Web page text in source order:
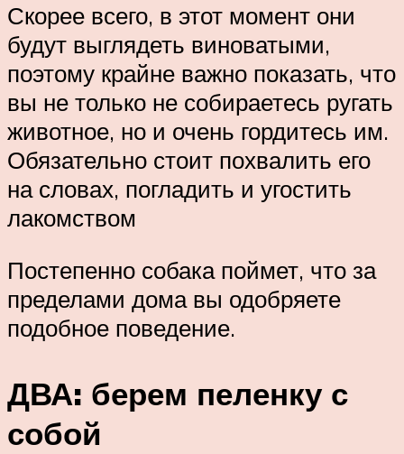
Скорее всего, в этот момент они
будут выглядеть виноватыми,
поэтому крайне важно показать, что
вы не только не собираетесь ругать
животное, но и очень гордитесь им.
Обязательно стоит похвалить его
на словах, погладить и угостить
лакомством
Постепенно собака поймет, что за
пределами дома вы одобряете
подобное поведение.
ДВА: берем пеленку с
собой